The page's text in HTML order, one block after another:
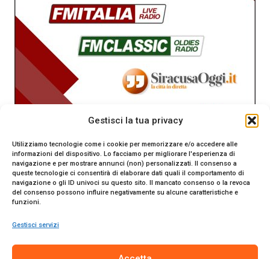
Gestisci la tua privacy
Utilizziamo tecnologie come i cookie per memorizzare e/o accedere alle
informazioni del dispositivo. Lo facciamo per migliorare l'esperienza di
navigazione e per mostrare annunci (non) personalizzati. Il consenso a
queste tecnologie ci consentirà di elaborare dati quali il comportamento di
navigazione o gli ID univoci su questo sito. Il mancato consenso o la revoca
del consenso possono influire negativamente su alcune caratteristiche e
funzioni.
Gestisci servizi